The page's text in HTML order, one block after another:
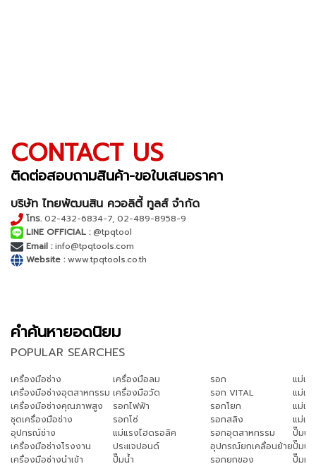
CONTACT US
ติดต่อสอบถามสินค้า-ขอใบเสนอราคา
บริษัท ไทยพัฒนสิน ควอลิตี้ ทูลส์ จำกัด
โทร. 02-432-6834-7, 02-489-8958-9
LINE OFFICIAL : @tpqtool
Email : info@tpqtools.com
Website : www.tpqtools.co.th
คำค้นหายอดนิยม
POPULAR SEARCHES
เครื่องมือช่าง
เครื่องมือช่างอุตสาหกรรม
เครื่องมือช่างคุณภาพสูง
ชุดเครื่องมือช่าง
อุปกรณ์ช่าง
เครื่องมือช่างโรงงาน
เครื่องมือช่างนำเข้า
เครื่องมือลม
เครื่องมือวัด
รอกไฟฟ้า
รอกโซ่
แม่แรงไฮดรอลิค
ประแจปอนด์
ปั๊มน้ำ
รอก
รอก VITAL
รอกโยก
รอกสลิง
รอกอุตสาหกรรม
อุปกรณ์ยกเคลื่อนย้าย
รอกยกของ
แม่แ
แม่แ
แม่แร
แม่แ
ปั๊มน้
ปั๊มน้ำ
ปั๊มห